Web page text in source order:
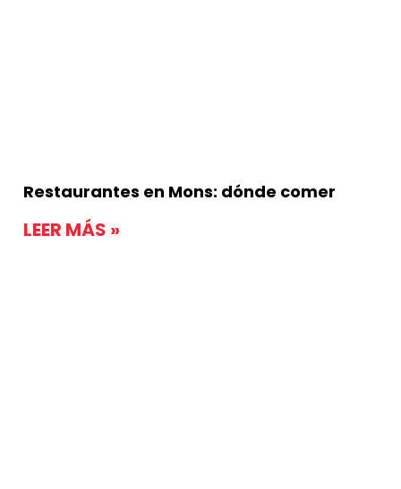
Restaurantes en Mons: dónde comer
LEER MÁS »